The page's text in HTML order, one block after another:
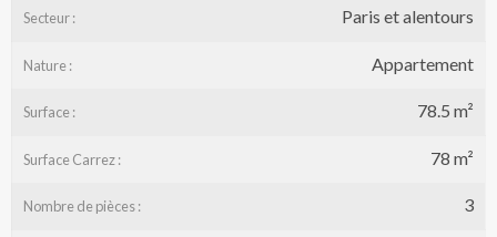
Secteur : Paris et alentours
Nature : Appartement
Surface : 78.5 m²
Surface Carrez : 78 m²
Nombre de pièces : 3